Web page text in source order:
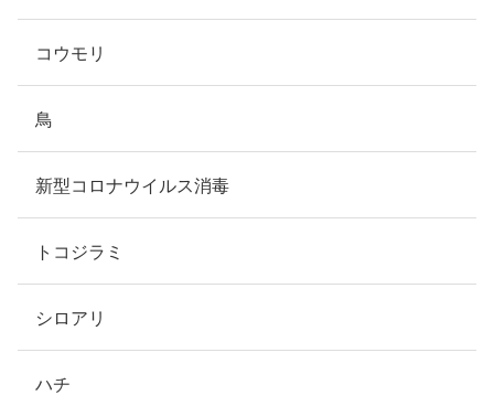
コウモリ
鳥
新型コロナウイルス消毒
トコジラミ
シロアリ
ハチ